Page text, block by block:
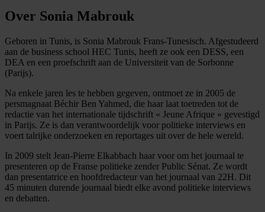
Over Sonia Mabrouk
Geboren in Tunis, is Sonia Mabrouk Frans-Tunesisch. Afgestudeerd
aan de business school HEC Tunis, heeft ze ook een DESS, een
DEA en een proefschrift aan de Universiteit van de Sorbonne
(Parijs).
Na enkele jaren les te hebben gegeven, ontmoet ze in 2005 de
persmagnaat Béchir Ben Yahmed, die haar laat toetreden tot de
redactie van het internationale tijdschrift « Jeune Afrique » gevestigd
in Parijs. Ze is dan verantwoordelijk voor politieke interviews en
voert talrijke onderzoeken en reportages uit over de hele wereld.
In 2009 stelt Jean-Pierre Elkabbach haar voor om het journaal te
presenteren op de Franse politieke zender Public Sénat. Ze wordt
dan presentatrice en hoofdredacteur van het journaal van 22H. Dit
45 minuten durende journaal biedt elke avond politieke interviews
en debatten.